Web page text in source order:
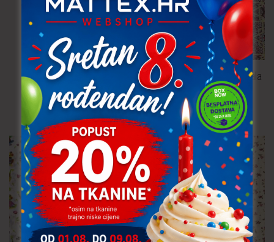
Pamučna tkanina – mandala
4,30 uključ. PDV po metru